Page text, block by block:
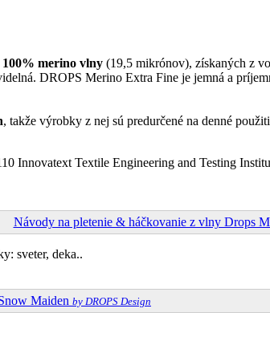
100% merino vlny (19,5 mikrónov), získaných z
DROPS Merino Extra Fine je jemná a
, takže výrobky z nej sú predurčené na denné
Textile Engineering and Testing
Návody na pletenie & háčkovanie z vlny Drops
sveter, deka..
Maiden by DROPS Design